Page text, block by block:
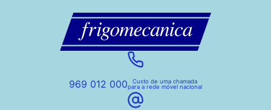
969 012 000
Custo de uma chamada
para a rede móvel nacional